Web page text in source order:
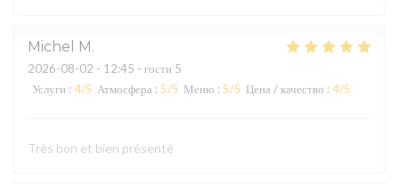
Michel M
2026-08-02 - 12:45 - гости 5
Услуги : 4/5 Атмосфера : 5/5 Меню : 5/5 Цена / качество : 4/5
Très bon et bien présenté